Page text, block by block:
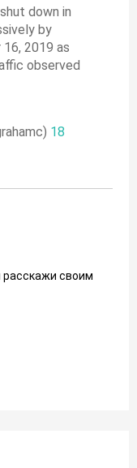
down in
by
2019 as
observed
18
расскажи своим